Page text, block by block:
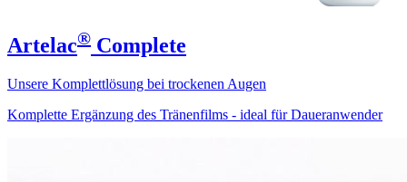
Artelac® Complete
Unsere Komplettlösung bei trockenen Augen
Komplette Ergänzung des Tränenfilms - ideal für Daueranwender